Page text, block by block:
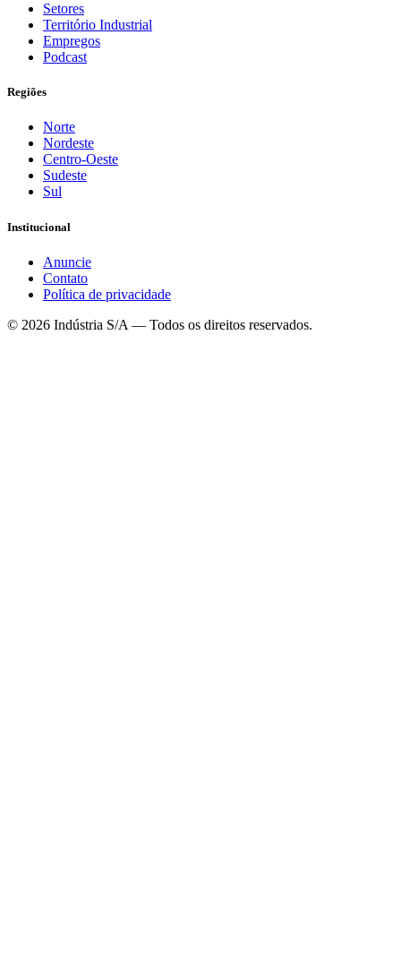
Setores
Território Industrial
Empregos
Podcast
Regiões
Norte
Nordeste
Centro-Oeste
Sudeste
Sul
Institucional
Anuncie
Contato
Política de privacidade
© 2026 Indústria S/A — Todos os direitos reservados.